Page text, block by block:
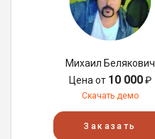
Михаил Белякович
Цена от 10 000₽
Скачать демо
Заказать